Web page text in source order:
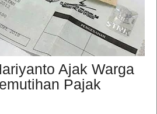
Ajak Warga
Pajak